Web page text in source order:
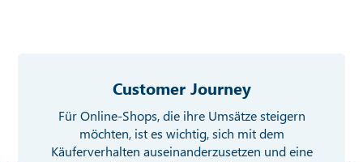
Customer Journey
Für Online-Shops, die ihre Umsätze steigern
möchten, ist es wichtig, sich mit dem
Käuferverhalten auseinanderzusetzen und eine